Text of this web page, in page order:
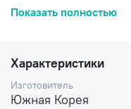
Доставка по России.
Показать полностью
Характеристики
Изготовитель
Южная Корея